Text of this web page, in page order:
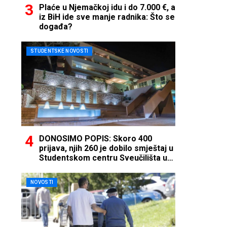
Plaće u Njemačkoj idu i do 7.000 €, a
iz BiH ide sve manje radnika: Što se
događa?
STUDENTSKE NOVOSTI
DONOSIMO POPIS: Skoro 400
prijava, njih 260 je dobilo smještaj u
Studentskom centru Sveučilišta u
NOVOSTI